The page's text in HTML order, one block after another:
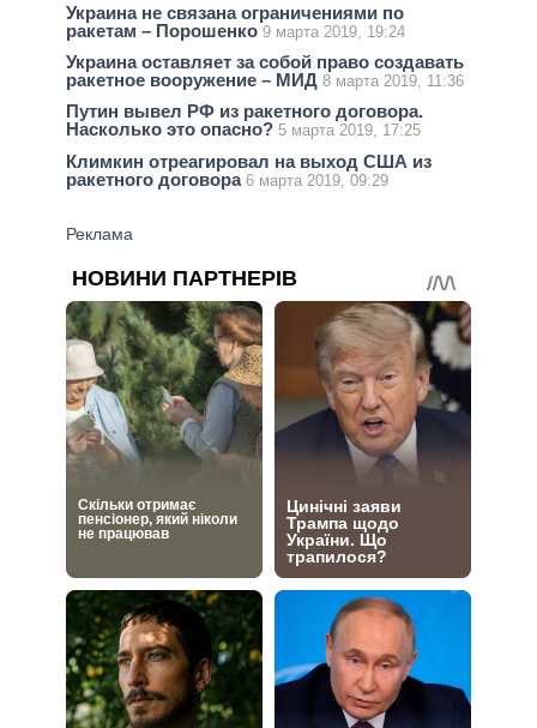
Украина не связана ограничениями по
ракетам – Порошенко 9 марта 2019, 19:24
Украина оставляет за собой право создавать
ракетное вооружение – МИД 8 марта 2019, 11:36
Путин вывел РФ из ракетного договора.
Насколько это опасно? 5 марта 2019, 17:25
Климкин отреагировал на выход США из
ракетного договора 6 марта 2019, 09:29